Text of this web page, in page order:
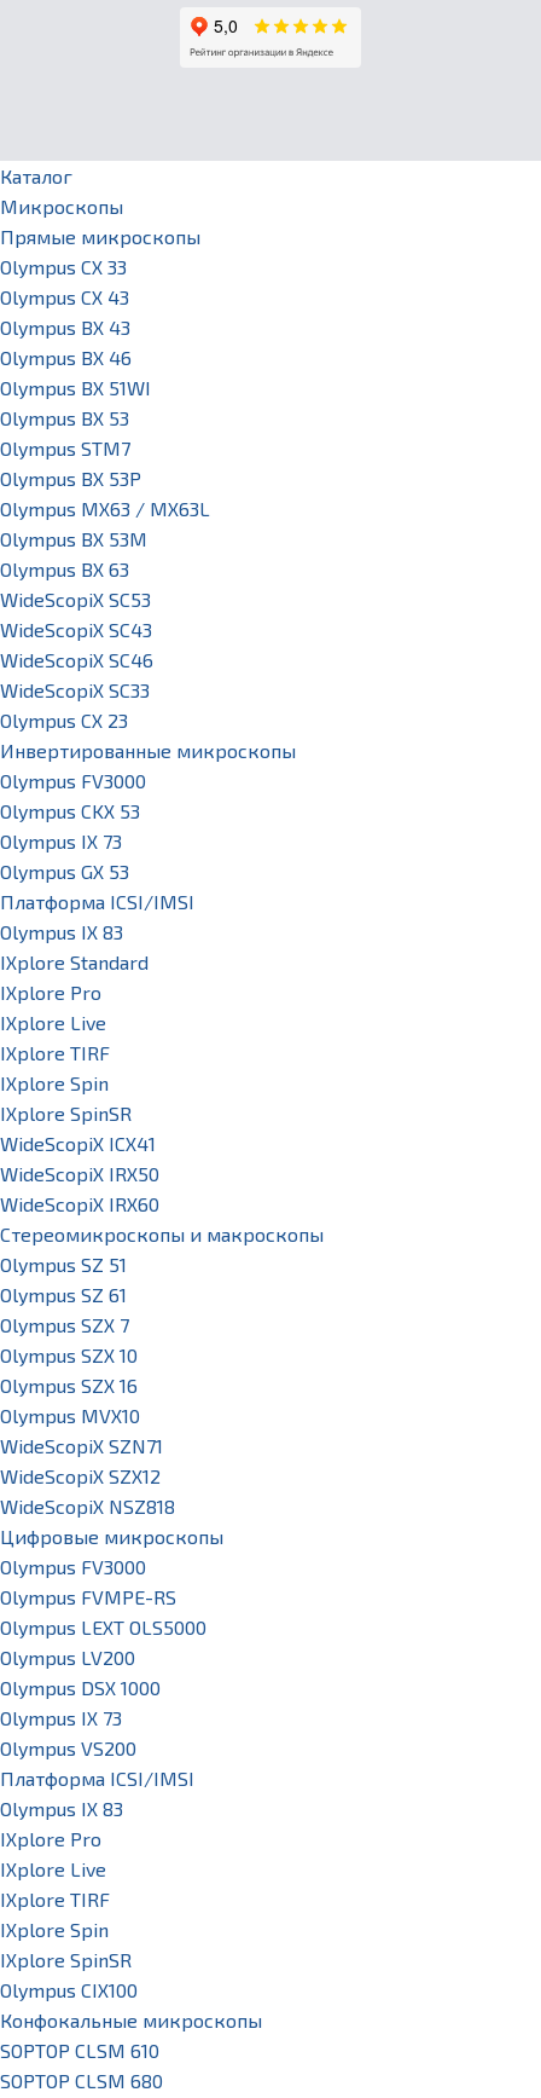
Каталог
Микроскопы
Прямые микроскопы
Olympus CX 33
Olympus CX 43
Olympus BX 43
Olympus BX 46
Olympus BX 51WI
Olympus BX 53
Olympus STM7
Olympus BX 53P
Olympus MX63 / MX63L
Olympus BX 53M
Olympus BX 63
WideScopiX SC53
WideScopiX SC43
WideScopiX SC46
WideScopiX SC33
Olympus CX 23
Инвертированные микроскопы
Olympus FV3000
Olympus CKX 53
Olympus IX 73
Olympus GX 53
Платформа ICSI/IMSI
Olympus IX 83
IXplore Standard
IXplore Pro
IXplore Live
IXplore TIRF
IXplore Spin
IXplore SpinSR
WideScopiX ICX41
WideScopiX IRX50
WideScopiX IRX60
Стереомикроскопы и макроскопы
Olympus SZ 51
Olympus SZ 61
Olympus SZX 7
Olympus SZX 10
Olympus SZX 16
Olympus MVX10
WideScopiX SZN71
WideScopiX SZX12
WideScopiX NSZ818
Цифровые микроскопы
Olympus FV3000
Olympus FVMPE-RS
Olympus LEXT OLS5000
Olympus LV200
Olympus DSX 1000
Olympus IX 73
Olympus VS200
Платформа ICSI/IMSI
Olympus IX 83
IXplore Pro
IXplore Live
IXplore TIRF
IXplore Spin
IXplore SpinSR
Olympus CIX100
Конфокальные микроскопы
SOPTOP CLSM 610
SOPTOP CLSM 680